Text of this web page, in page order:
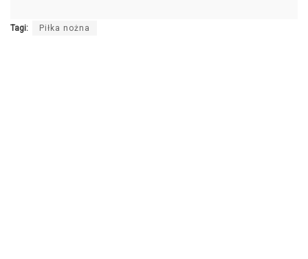
Tagi: Piłka nożna